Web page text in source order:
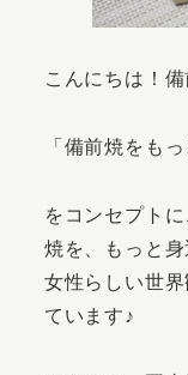
こんにちは！
「備前焼をも
をコンセプト
焼を、もっと身
女性らしい世
ています♪